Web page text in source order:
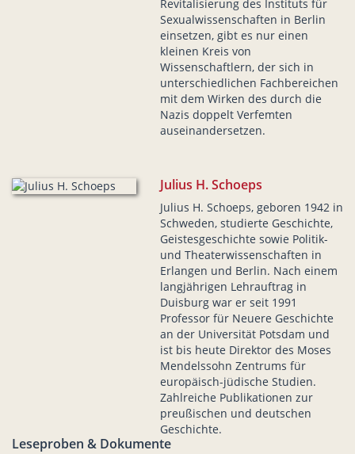
Revitalisierung des Instituts für
Sexualwissenschaften in Berlin
einsetzen, gibt es nur einen
kleinen Kreis von
Wissenschaftlern, der sich in
unterschiedlichen Fachbereichen
mit dem Wirken des durch die
Nazis doppelt Verfemten
auseinandersetzen.
Julius H. Schoeps
Julius H. Schoeps, geboren 1942 in
Schweden, studierte Geschichte,
Geistesgeschichte sowie Politik-
und Theaterwissenschaften in
Erlangen und Berlin. Nach einem
langjährigen Lehrauftrag in
Duisburg war er seit 1991
Professor für Neuere Geschichte
an der Universität Potsdam und
ist bis heute Direktor des Moses
Mendelssohn Zentrums für
europäisch-jüdische Studien.
Zahlreiche Publikationen zur
preußischen und deutschen
Geschichte.
Leseproben & Dokumente